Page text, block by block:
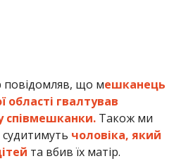
повідомляв, що мешканець
області гвалтував
співмешканки.Також ми
чоловіка, який
та вбив їх матір.